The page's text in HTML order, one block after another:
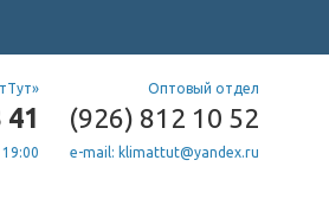
41
Оптовый отдел
(926) 812 10 52
e-mail: klimattut@yandex.ru